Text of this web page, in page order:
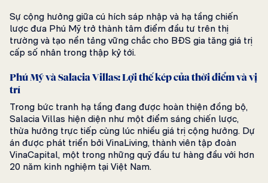
Sự cộng hưởng giữa cú hích sáp nhập và hạ tầng chiến
lược đưa Phú Mỹ trở thành tâm điểm đầu tư trên thị
trường và tạo nền tảng vững chắc cho BĐS gia tăng giá trị
cấp số nhân trong thập kỷ tới.
Phú Mỹ và Salacia Villas: Lợi thế kép của thời điểm và vị
trí
Trong bức tranh hạ tầng đang được hoàn thiện đồng bộ,
Salacia Villas hiện diện như một điểm sáng chiến lược,
thừa hưởng trực tiếp cùng lúc nhiều giá trị cộng hưởng. Dự
án được phát triển bởi VinaLiving, thành viên tập đoàn
VinaCapital, một trong những quỹ đầu tư hàng đầu với hơn
20 năm kinh nghiệm tại Việt Nam.